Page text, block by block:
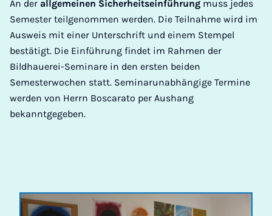
An der allgemeinen Sicherheitseinführung muss jedes
Semester teilgenommen werden. Die Teilnahme wird im
Ausweis mit einer Unterschrift und einem Stempel
bestätigt. Die Einführung findet im Rahmen der
Bildhauerei-Seminare in den ersten beiden
Semesterwochen statt. Seminarunabhängige Termine
werden von Herrn Boscarato per Aushang
bekanntgegeben.